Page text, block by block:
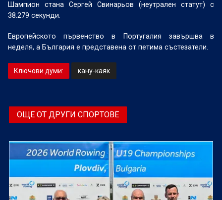
Шампион стана Сергей Свинарьов (неутрален статут) с
38.279 секунди.
Европейското първенство в Португалия завършва в
неделя, а България е представена от петима състезатели.
Ключови думи: кану-каяк
ОЩЕ ОТ ДРУГИ СПОРТОВЕ